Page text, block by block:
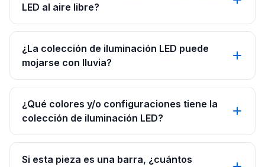
LED al aire libre?
¿La colección de iluminación LED puede
mojarse con lluvia?
¿Qué colores y/o configuraciones tiene la
colección de iluminación LED?
Si esta pieza es una barra, ¿cuántos